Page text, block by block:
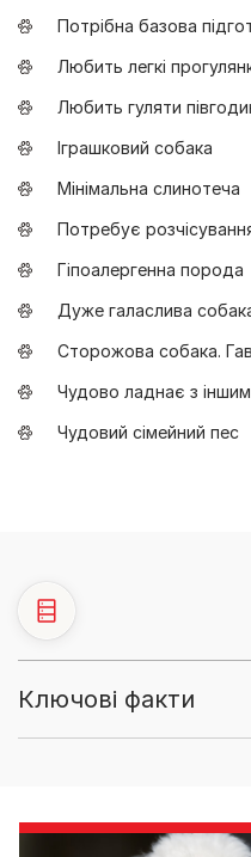
Потрібна базова
Любить легкі
Любить гуляти
Іграшковий собака
Мінімальна слинотеча
Потребує
Гіпоалергенна порода
Дуже галаслива
Сторожова собака.
Чудово ладнає з
Чудовий сімейний пес
Ключові факти